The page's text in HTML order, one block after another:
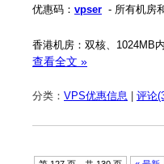
优惠码： vpser - 所有机房
香港机房：双核、1024MB
查看全文 »
分类： VPS优惠信息 评论